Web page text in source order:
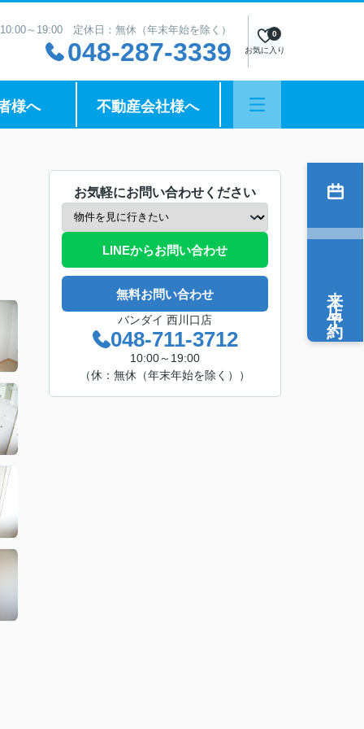
～19:00 定休日：無休（年末年始を除く）
048-287-3339 お気に入り
0
様へ 不動産会社様へ
お気軽にお問い合わせください
LINEからお問い合わせ
無料お問い合わせ
バンダイ 西川口店
048-711-3712
10:00～19:00
（休：無休（年末年始を除く））
来店予約